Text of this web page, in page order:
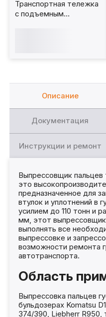
Транспортная тележка
с подъемным
Описание
Документация
Инструкции и ремонт
Выпрессовщик
это
предназначенное для
втулок и уплотнений в
усилием до 110 тонн и
мм, этот
выполнять все
выпрессовке и
возможности ремонта
автотранспорта.
Область
Выпрессовка пальцев
бульдозерах Komatsu
374/390, Liebherr R950,